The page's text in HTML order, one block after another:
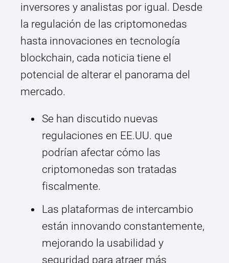
inversores y analistas por igual. Desde
la regulación de las criptomonedas
hasta innovaciones en tecnología
blockchain, cada noticia tiene el
potencial de alterar el panorama del
mercado.
Se han discutido nuevas
regulaciones en EE.UU. que
podrían afectar cómo las
criptomonedas son tratadas
fiscalmente.
Las plataformas de intercambio
están innovando constantemente,
mejorando la usabilidad y
seguridad para atraer más